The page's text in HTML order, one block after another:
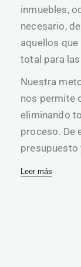
inmuebles,
necesario,
aquellos
total para
Nuestra
nos permite
eliminando
proceso. De
presupuesto
Leer más